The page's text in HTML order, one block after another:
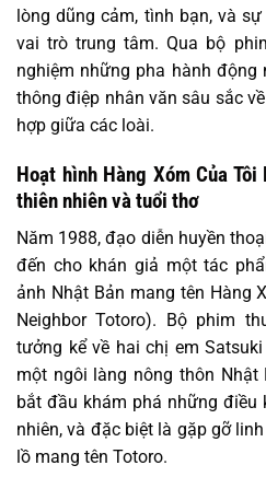
lòng dũng cảm, tình bạn, và
vai trò trung tâm. Qua bộ
nghiệm những pha hành động
thông điệp nhân văn sâu sắc
hợp giữa các loài.
Hoạt hình Hàng Xóm Của
thiên nhiên và tuổi thơ
Năm 1988, đạo diễn huyền
đến cho khán giả một tác
ảnh Nhật Bản mang tên Hàng
Neighbor Totoro). Bộ phim
tưởng kể về hai chị em
một ngôi làng nông thôn Nhật
bắt đầu khám phá những điều
nhiên, và đặc biệt là gặp gỡ
lồ mang tên Totoro.